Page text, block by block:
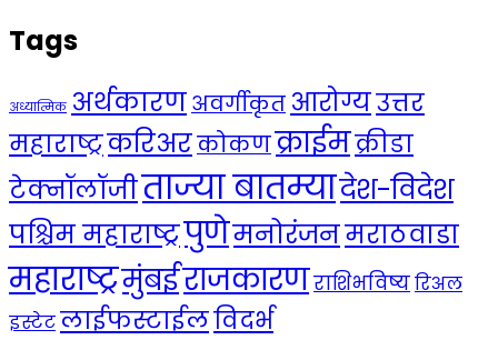
Tags
अध्यात्मिक अर्थकारणअवर्गीकृत आरोग्यउत्तर
महाराष्ट्रकरिअरकोकणक्राईमक्रीडा
टेक्नॉलॉजीताज्या बातम्यादेश-विदेश
पश्चिम महाराष्ट्रपुणेमनोरंजनमराठवाडा
महाराष्ट्रमुंबईराजकारणराशिभविष्यरिअल
इस्टेटलाईफस्टाईलविदर्भ